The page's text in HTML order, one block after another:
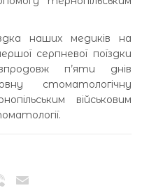
наших медиків на
серпневої поїздки
п’яти днів
стоматологічну
військовим
Viber